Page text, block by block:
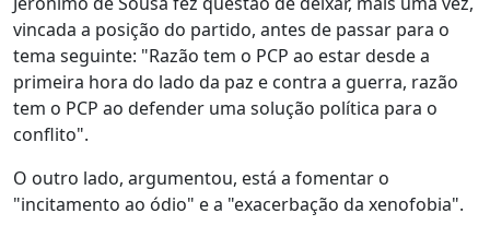
vincada a posição do partido, antes de passar para o
tema seguinte: "Razão tem o PCP ao estar desde a
primeira hora do lado da paz e contra a guerra, razão
tem o PCP ao defender uma solução política para o
conflito".
O outro lado, argumentou, está a fomentar o
"incitamento ao ódio" e a "exacerbação da xenofobia".